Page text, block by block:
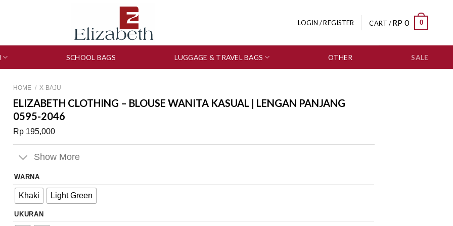
LOGIN / REGISTER CART /RP 0 0
SCHOOL BAGS LUGGAGE & TRAVEL BAGS OTHER SALE
HOME / X-BAJU
ELIZABETH CLOTHING – BLOUSE WANITA KASUAL | LENGAN PANJANG
0595-2046
Rp 195,000
Show More
WARNA
Khaki Light Green
UKURAN